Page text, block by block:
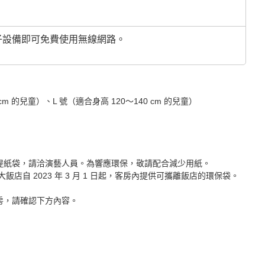
備即可免費使用無線網路。
的兒童）、L 號（適合身高 120～140 cm 的兒童）
袋，請洽演藝人員。為響應環保，敬請配合減少用紙。
店自 2023 年 3 月 1 日起，客房內提供可攜離飯店的環保袋。
請確認下方內容。